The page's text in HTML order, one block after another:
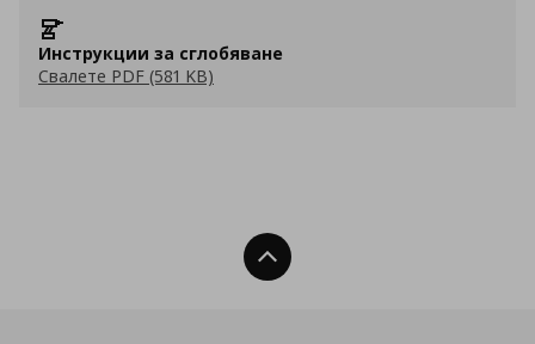
Инструкции за сглобяване
Свалете PDF (581 KB)
Нагоре